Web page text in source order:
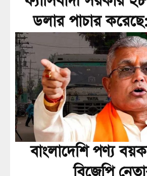
ডলার পাচার
বাংলাদেশি পণ্য